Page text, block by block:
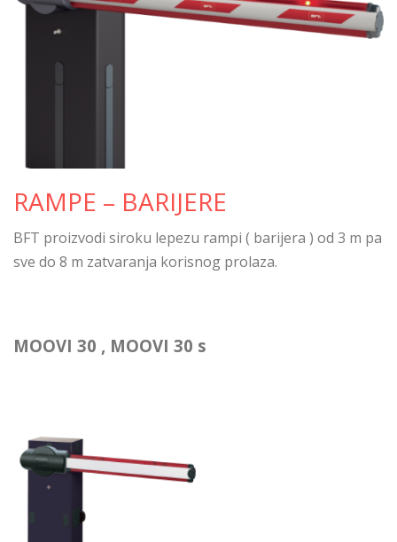
RAMPE – BARIJERE
BFT proizvodi siroku lepezu rampi ( barijera ) od 3 m pa
sve do 8 m zatvaranja korisnog prolaza.
MOOVI 30 , MOOVI 30 s